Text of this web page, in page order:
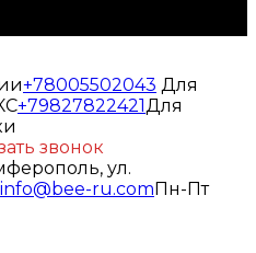
+78005502043 Для
+79827822421Для
звонок
ул.
info@bee-ru.comПн-Пт